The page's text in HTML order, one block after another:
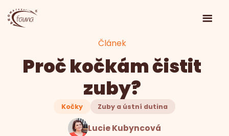
Článek
Proč kočkám čistit
zuby?
Kočky Zuby a ústní dutina
Lucie Kubyncová